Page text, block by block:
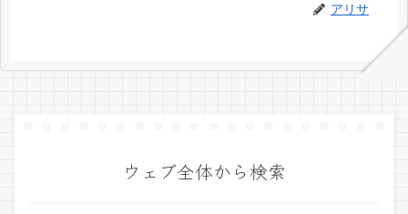
アリサ
ウェブ全体から検索